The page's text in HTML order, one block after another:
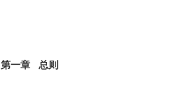
第一章 总则